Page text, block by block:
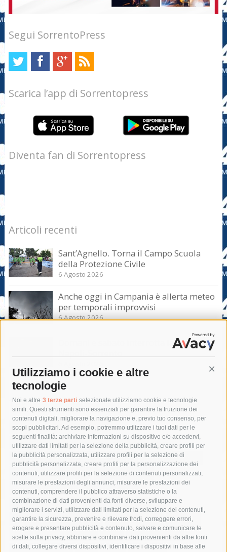
Utilizziamo i cookie e altre
tecnologie
Noi e altre 3 terze parti selezionate utilizziamo cookie e tecnologie
simili. Questi strumenti sono essenziali per garantire la fruizione dei
contenuti digitali, migliorare la navigazione e, previo tuo consenso, per
scopi pubblicitari. Ad esempio, potremmo utilizzare i tuoi dati per le
seguenti finalità: archiviare informazioni su dispositivo e/o accedervi,
utilizzare dati limitati per la selezione della pubblicità, creare profili per
la pubblicità personalizzata, utilizzare profili per la selezione di
pubblicità personalizzata, creare profili per la personalizzazione dei
contenuti, utilizzare profili per la selezione di contenuti personalizzati,
misurare le prestazioni degli annunci, misurare le prestazioni dei
contenuti, comprendere il pubblico attraverso statistiche o la
combinazione di dati provenienti da fonti diverse, sviluppare e
migliorare i servizi, utilizzare dati limitati per la selezione dei contenuti,
garantire la sicurezza, prevenire e rilevare frodi, correggere errori,
erogare e presentare pubblicità e contenuto, salvare e comunicare le
scelte sulla privacy, abbinare e combinare dati provenienti da altre fonti
di dati, collegare diversi dispositivi, identificare i dispositivi in base alle
Segui SorrentoPress
Scarica l’app di Sorrentopress
Diventa fan di Sorrentopress
Articoli recenti
Sant’Agnello. Torna il Campo Scuola
della Protezione Civile
6 Agosto 2026
Anche oggi in Campania è allerta meteo
per temporali improvvisi
6 Agosto 2026
Domani e sabato interrotta la linea Eav
Tag
acqua allerta meteo
anas
area marina protetta di punta campanella
arresto
Asl Napoli 3 sud
capitaneria di porto capri
carabinieri
castellammare di stabia
circumvesuviana
comune di sorrento
concerto
contagi
costiera amalfitana
covid-19 eav
elezioni
fondazione sorrento
gori guardia costiera
incidente
lavori
lorenzo balducelli mare
massa lubrense
massimo coppola
Meta napoli ordinanza